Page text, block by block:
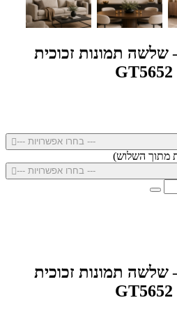
שלשה תמונות זכוכית
--- בחרו אפשרויות ---
מתוך השלוש)
--- בחרו אפשרויות ---
שלשה תמונות זכוכית